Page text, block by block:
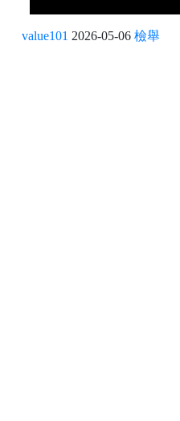
value101 2026-05-06 檢舉